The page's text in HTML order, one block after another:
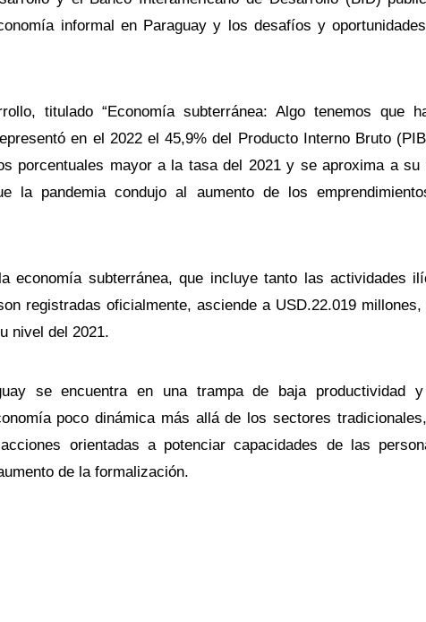
informal en Paraguay y los desafíos y
titulado “Economía subterránea: Algo tenemos que
en el 2022 el 45,9% del Producto Interno Bruto
porcentuales mayor a la tasa del 2021 y se aproxima a su
la pandemia condujo al aumento de los
economía subterránea, que incluye tanto las actividades
registradas oficialmente, asciende a USD.22.019
nivel del 2021.
se encuentra en una trampa de baja productividad
poco dinámica más allá de los sectores
orientadas a potenciar capacidades de las
de la formalización.